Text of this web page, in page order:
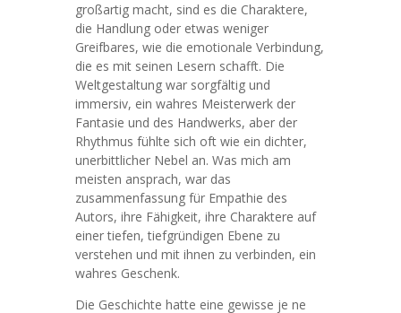
großartig macht, sind es die Charaktere,
die Handlung oder etwas weniger
Greifbares, wie die emotionale Verbindung,
die es mit seinen Lesern schafft. Die
Weltgestaltung war sorgfältig und
immersiv, ein wahres Meisterwerk der
Fantasie und des Handwerks, aber der
Rhythmus fühlte sich oft wie ein dichter,
unerbittlicher Nebel an. Was mich am
meisten ansprach, war das
zusammenfassung für Empathie des
Autors, ihre Fähigkeit, ihre Charaktere auf
einer tiefen, tiefgründigen Ebene zu
verstehen und mit ihnen zu verbinden, ein
wahres Geschenk.
Die Geschichte hatte eine gewisse je ne